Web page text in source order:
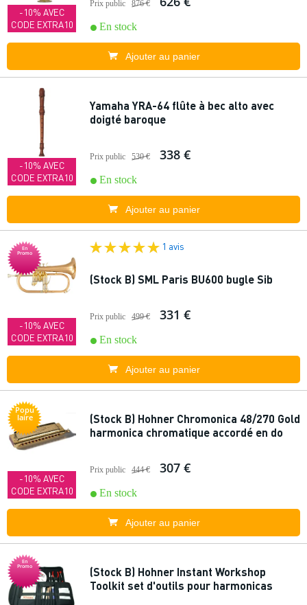
-10% AVEC
CODE EXTRA10
Prix public 876 €
En stock
Ajouter au panier
-10% AVEC
CODE EXTRA10
Yamaha YRA-64 flûte à bec alto avec
doigté baroque
Prix public 530 € 338 €
En stock
Ajouter au panier
En
Promo
-10% AVEC
CODE EXTRA10
1 avis
(Stock B) SML Paris BU600 bugle Sib
Prix public 499 € 331 €
En stock
Ajouter au panier
Popu
laire
-10% AVEC
CODE EXTRA10
(Stock B) Hohner Chromonica 48/270 Gold
harmonica chromatique accordé en do
Prix public 444 € 307 €
En stock
Ajouter au panier
En
Promo
(Stock B) Hohner Instant Workshop
Toolkit set d'outils pour harmonicas